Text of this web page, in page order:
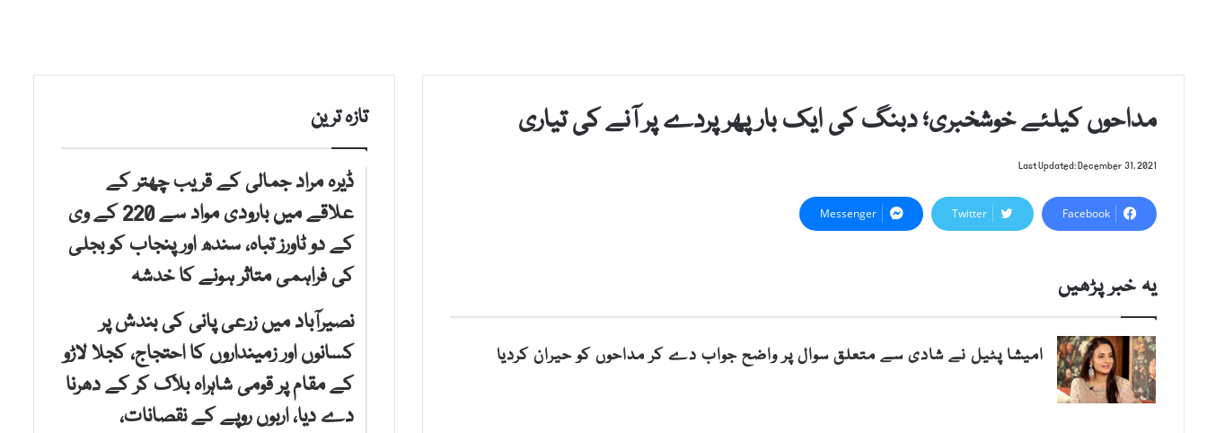
مداحوں کیلئے خوشخبری؛ دبنگ کی ایک بار پھر پردے پر آنے کی تیاری
Last Updated: December 31, 2021
Facebook
Twitter
Messenger
یہ خبر پڑھیں
امیشا پٹیل نے شادی سے متعلق سوال پر واضح جواب دے کر مداحوں کو حیران کردیا
تازہ ترین
ڈیرہ مراد جمالی کے قریب چھتر کے
علاقے میں بارودی مواد سے 220 کے وی
کے دو ٹاورز تباہ، سندھ اور پنجاب کو بجلی
کی فراہمی متاثر ہونے کا خدشہ
نصیرآباد میں زرعی پانی کی بندش پر
کسانوں اور زمینداروں کا احتجاج، کجلا لاڑو
کے مقام پر قومی شاہراہ بلاک کر کے دھرنا
دے دیا، اربوں روپے کے نقصانات،